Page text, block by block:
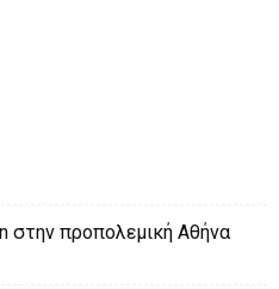
στην προπολεμική Αθήνα